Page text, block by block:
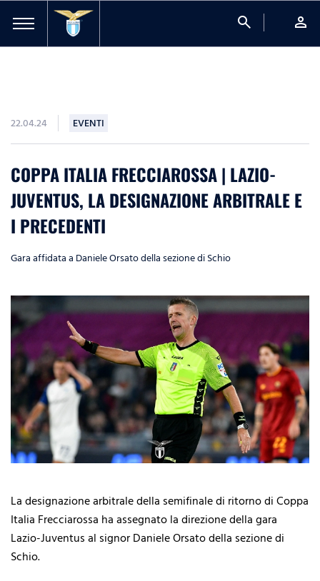
search person
22.04.24 EVENTI
COPPA ITALIA FRECCIAROSSA | LAZIO-
JUVENTUS, LA DESIGNAZIONE ARBITRALE E
I PRECEDENTI
Gara affidata a Daniele Orsato della sezione di Schio
La designazione arbitrale della semifinale di ritorno di Coppa
Italia Frecciarossa ha assegnato la direzione della gara
Lazio-Juventus al signor Daniele Orsato della sezione di
Schio.